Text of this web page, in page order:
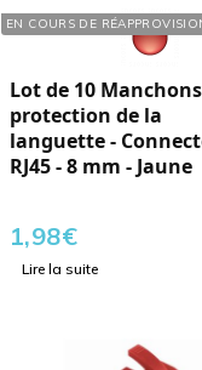
EN COURS DE
Réf. : 110407
Lot de 10
protection de la
languette -
RJ45 - 8 mm - Jaune
1,98€
Lire la suite